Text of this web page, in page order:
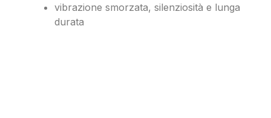
vibrazione smorzata, silenziosità e lunga
durata